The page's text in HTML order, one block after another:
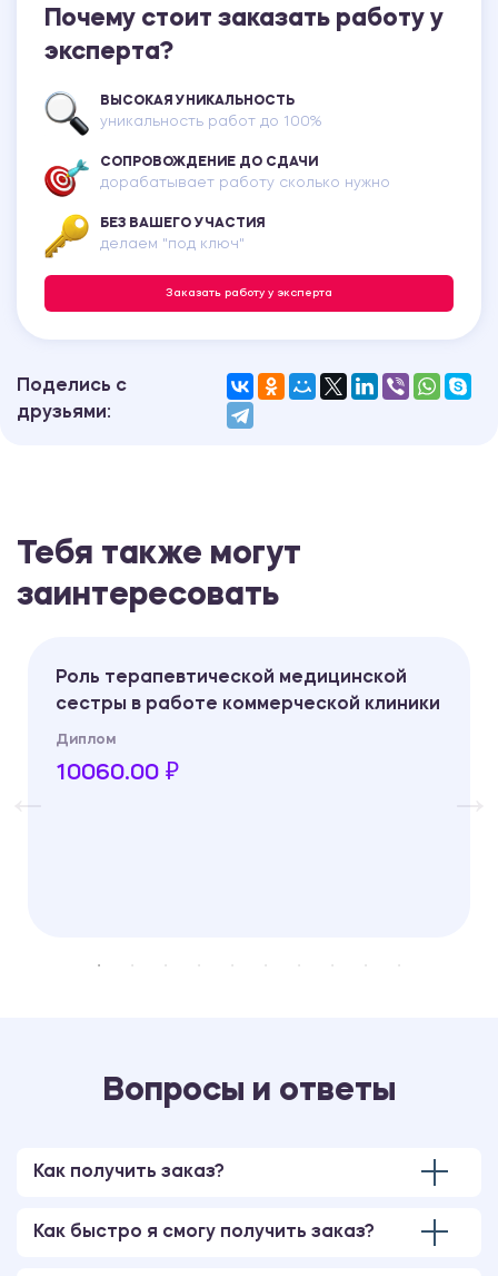
Почему стоит заказать работу у
эксперта?
ВЫСОКАЯ УНИКАЛЬНОСТЬ
уникальность работ до 100%
СОПРОВОЖДЕНИЕ ДО СДАЧИ
дорабатывает работу сколько нужно
БЕЗ ВАШЕГО УЧАСТИЯ
делаем "под ключ"
Заказать работу у эксперта
Поделись с
друзьями:
Тебя также могут
заинтересовать
Роль терапевтической медицинской
сестры в работе коммерческой клиники
Диплом
10060.00 ₽
Вопросы и ответы
Как получить заказ?
Как быстро я смогу получить заказ?